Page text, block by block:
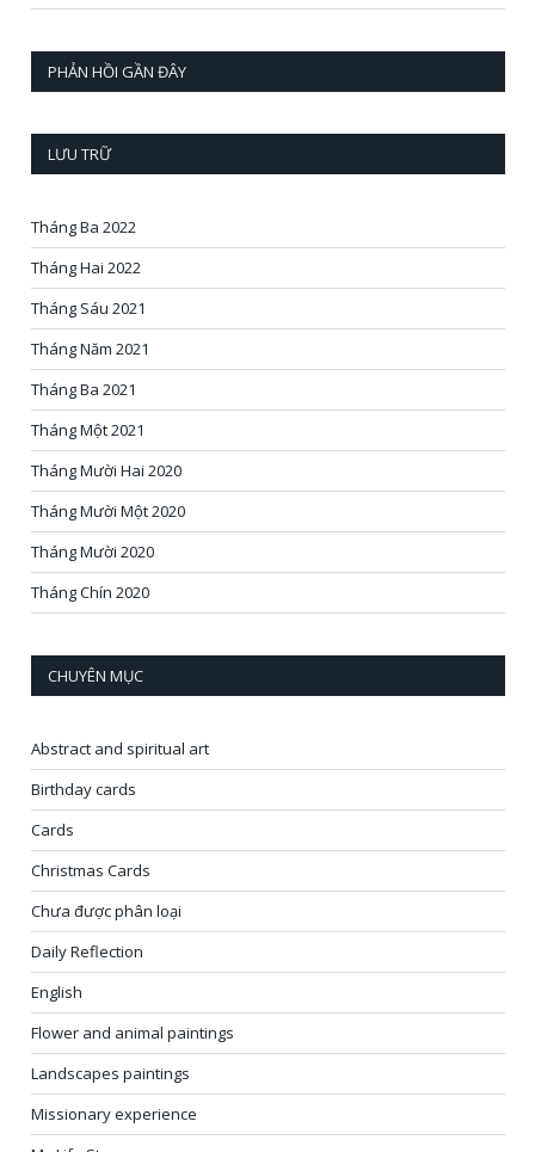
PHẢN HỒI GẦN ĐÂY
LƯU TRỮ
Tháng Ba 2022
Tháng Hai 2022
Tháng Sáu 2021
Tháng Năm 2021
Tháng Ba 2021
Tháng Một 2021
Tháng Mười Hai 2020
Tháng Mười Một 2020
Tháng Mười 2020
Tháng Chín 2020
CHUYÊN MỤC
Abstract and spiritual art
Birthday cards
Cards
Christmas Cards
Chưa được phân loại
Daily Reflection
English
Flower and animal paintings
Landscapes paintings
Missionary experience